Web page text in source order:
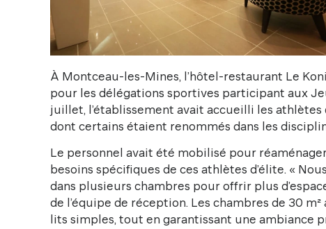
À Montceau-les-Mines, l’hôtel-restaurant Le
pour les délégations sportives participant aux
juillet, l’établissement avait accueilli les athlètes
dont certains étaient renommés dans les
Le personnel avait été mobilisé pour
besoins spécifiques de ces athlètes d’élite. «
dans plusieurs chambres pour offrir plus
de l’équipe de réception. Les chambres de 30
lits simples, tout en garantissant une ambiance